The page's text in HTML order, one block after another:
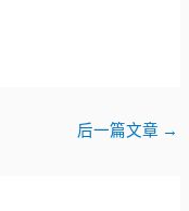
后一篇文章 →